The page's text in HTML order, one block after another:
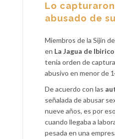
Lo
abusado de
Miembros de la Sijín
en La Jagua de Ibirico
tenía orden de
abusivo en menor de
De acuerdo con las
señalada de abusar
nueve años, es por
cuando llegaba a
pesada en una